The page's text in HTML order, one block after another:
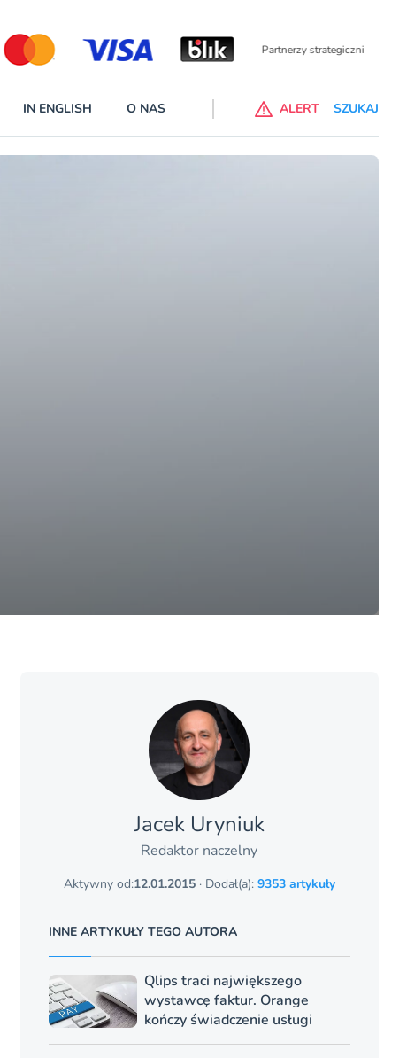
Partnerzy wspierający
IN ENGLISH O NAS ALERT SZUKAJ
Jacek Uryniuk
Redaktor naczelny
Aktywny od:12.01.2015· Dodał(a): 9353 artykuły
INNE ARTYKUŁY TEGO AUTORA
Qlips traci największego
wystawcę faktur. Orange
kończy świadczenie usługi